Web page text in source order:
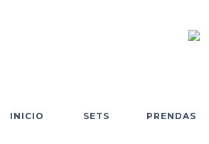
INICIO SETS PRENDAS